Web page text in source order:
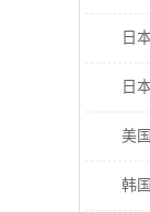
日
日
美
韩